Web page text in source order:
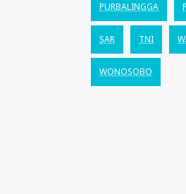
PURBALINGGA
SAR TNI
WONOSOBO